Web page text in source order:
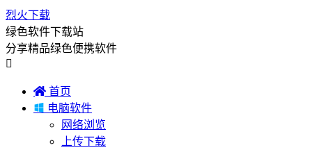
烈火下载
绿色软件下载站
分享精品绿色便携软件

 首页
 电脑软件
网络浏览
上传下载